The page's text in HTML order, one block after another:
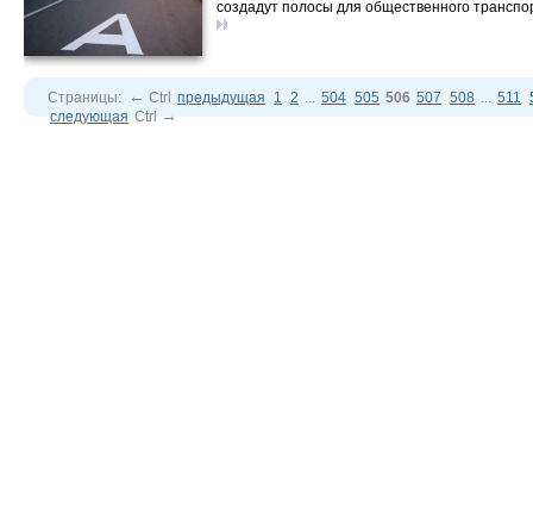
создадут полосы для общественного
Страницы: ← Ctrl предыдущая 1 2 ... 504 505 506 507 508 ... 511
следующая Ctrl →